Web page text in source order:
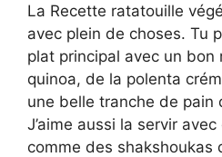
La Recette ratatouille
avec plein de choses. Tu
plat principal avec un bon
quinoa, de la polenta
une belle tranche de pain
J’aime aussi la servir
comme des shakshoukas